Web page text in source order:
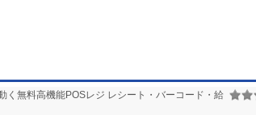
く無料高機能POSレジ レシート・バーコード・給